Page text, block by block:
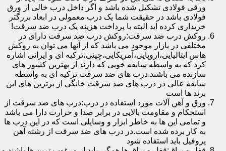
ورقی فولادی تشکیل شده باشد و اگر داخل درب خالی از ورق
فولادی باشد در حقیقت شما یک درب معمولی در ابعاد بزرگتر
خریداری کرده اید البته با پرداخت هزینه یک درب ضد سرقت!
روکش درب ضد سرقت:روکش درب ضد سرقت دارای در
مختلفی در بازار موجود می باشد که از آنها می توان به روکش
هاس ایتالیایی،اروپایی،آمریکایی،چینی،ترکیه ای و ایرانی اشاره
کرد که به واسطه سابقه خوبی که دارند از بهترین کشور های
سازنده می باشند.درب های ضد سرقت ترکیه ای به واسطه
سابقه عالی در درب های ضد سرقت خانگی از برترین های این
برند ها است
ورق و آهن آلات مورد استفاده در درب:درب های ضد سرقت از
استحکام و مقاومت بالایی در برابر صدا و حرارت دارا می باشد
و تمامی این ها به خاطر ابزار و وسایلی است که در این درب ها
به کار برده شده است.در درب های ضد سرقت از رشته آهن
پروفیل باید استفاده شود